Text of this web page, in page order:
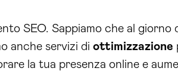
SEO. Sappiamo che al giorno
anche servizi di ottimizzazione
la tua presenza online e